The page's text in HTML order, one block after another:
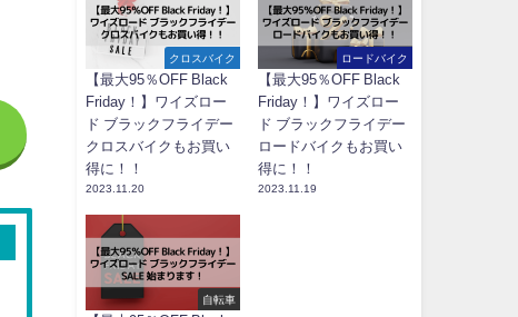
クロスバイク
【最大95％OFF Black
Friday！】ワイズロー
ド ブラックフライデー
クロスバイクもお買い
得に！！
2023.11.20
ロードバイク
【最大95％OFF Black
Friday！】ワイズロー
ド ブラックフライデー
ロードバイクもお買い
得に！！
2023.11.19
自転車